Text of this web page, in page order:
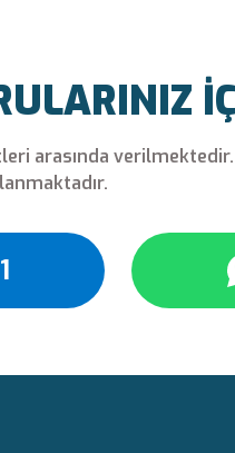
arasında